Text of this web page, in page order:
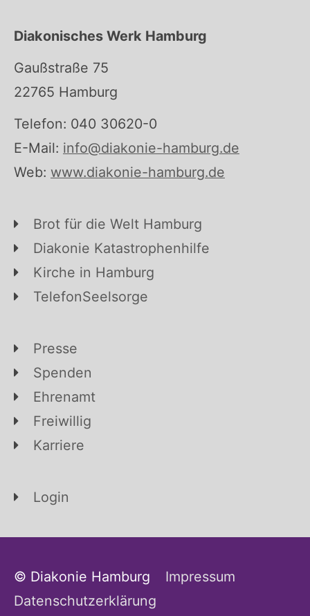
Diakonisches Werk Hamburg
Gaußstraße 75
22765 Hamburg
Telefon: 040 30620-0
E-Mail: info@diakonie-hamburg.de
Web: www.diakonie-hamburg.de
Brot für die Welt Hamburg
Diakonie Katastrophenhilfe
Kirche in Hamburg
TelefonSeelsorge
Presse
Spenden
Ehrenamt
Freiwillig
Karriere
Login
© Diakonie Hamburg
Impressum
Datenschutzerklärung